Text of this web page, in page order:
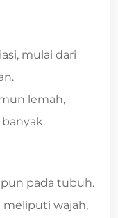
mulai dari
lemah,
pada tubuh.
meliputi wajah,